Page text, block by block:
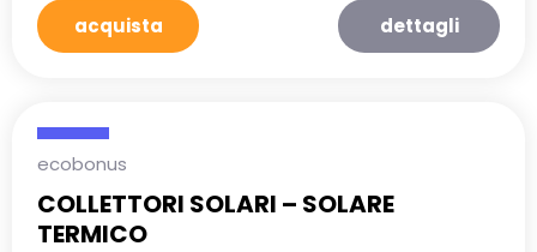
acquista dettagli
ecobonus
COLLETTORI SOLARI – SOLARE
TERMICO